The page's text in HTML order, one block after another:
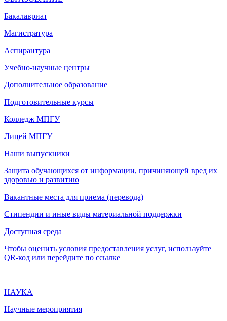
Бакалавриат
Магистратура
Аспирантура
Учебно-научные центры
Дополнительное образование
Подготовительные курсы
Колледж МПГУ
Лицей МПГУ
Наши выпускники
Защита обучающихся от информации, причиняющей вред их
здоровью и развитию
Вакантные места для приема (перевода)
Стипендии и иные виды материальной поддержки
Доступная среда
Чтобы оценить условия предоставления услуг, используйте
QR-код или перейдите по ссылке
НАУКА
Научные мероприятия